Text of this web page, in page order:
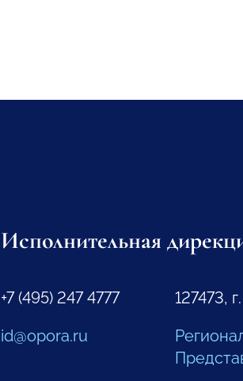
Исполнительная
+7 (495) 247 4777
id@opora.ru
127473,